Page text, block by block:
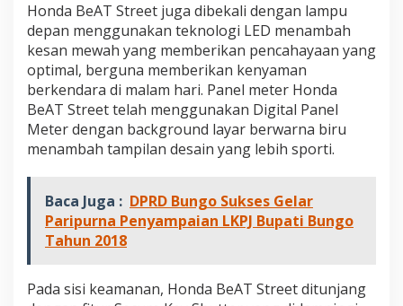
Honda BeAT Street juga dibekali dengan lampu
depan menggunakan teknologi LED menambah
kesan mewah yang memberikan pencahayaan yang
optimal, berguna memberikan kenyaman
berkendara di malam hari. Panel meter Honda
BeAT Street telah menggunakan Digital Panel
Meter dengan background layar berwarna biru
menambah tampilan desain yang lebih sporti.
Baca Juga : DPRD Bungo Sukses Gelar
Paripurna Penyampaian LKPJ Bupati Bungo
Tahun 2018
Pada sisi keamanan, Honda BeAT Street ditunjang